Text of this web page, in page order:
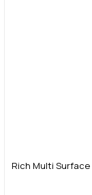
Rich Multi Surface